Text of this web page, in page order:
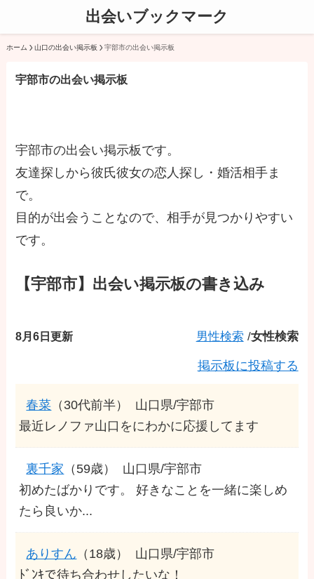
出会いブックマーク
ホーム 山口の出会い掲示板 宇部市の出会い掲示板
宇部市の出会い掲示板
宇部市の出会い掲示板です。
友達探しから彼氏彼女の恋人探し・婚活相手ま
で。
目的が出会うことなので、相手が見つかりやすい
です。
【宇部市】出会い掲示板の書き込み
8月6日更新 男性検索 /女性検索
掲示板に投稿する
春菜 （30代前半）
山口県/宇部市
最近レノファ山口をにわかに応援してます
裏千家 （59歳）
山口県/宇部市
初めたばかりです。 好きなことを一緒に楽しめ
たら良いか...
ありすん （18歳）
山口県/宇部市
ﾄﾞﾝｷで待ち合わせしたいな！